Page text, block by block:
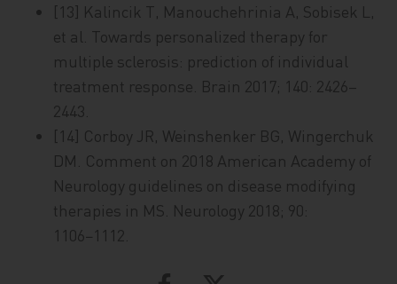
[13] Kalincik T, Manouchehrinia A, Sobisek L,
et al. Towards personalized therapy for
multiple sclerosis: prediction of individual
treatment response. Brain 2017; 140: 2426–
2443.
[14] Corboy JR, Weinshenker BG, Wingerchuk
DM. Comment on 2018 American Academy of
Neurology guidelines on disease modifying
therapies in MS. Neurology 2018; 90:
1106−1112.